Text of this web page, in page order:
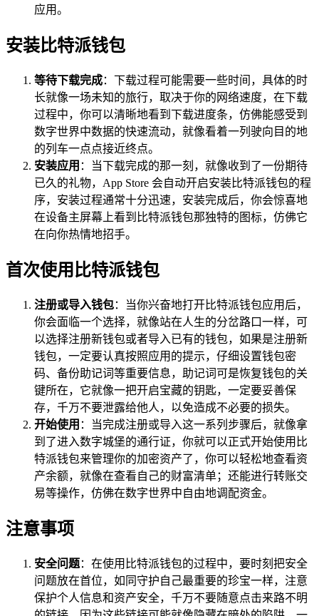
应用。
安装比特派钱包
等待下载完成：下载过程可能需要一些时间，具体的时
长就像一场未知的旅行，取决于你的网络速度，在下载
过程中，你可以清晰地看到下载进度条，仿佛能感受到
数字世界中数据的快速流动，就像看着一列驶向目的地
的列车一点点接近终点。
安装应用 ：当下载完成的那一刻，就像收到了一份期待
已久的礼物，App Store 会自动开启安装比特派钱包的程
序，安装过程通常十分迅速，安装完成后，你会惊喜地
在设备主屏幕上看到比特派钱包那独特的图标，仿佛它
在向你热情地招手。
首次使用比特派钱包
注册或导入钱包：当你兴奋地打开比特派钱包应用后，
你会面临一个选择，就像站在人生的分岔路口一样，可
以选择注册新钱包或者导入已有的钱包，如果是注册新
钱包，一定要认真按照应用的提示，仔细设置钱包密
码、备份助记词等重要信息，助记词可是恢复钱包的关
键所在，它就像一把开启宝藏的钥匙，一定要妥善保
存，千万不要泄露给他人，以免造成不必要的损失。
开始使用 ：当完成注册或导入这一系列步骤后，就像拿
到了进入数字城堡的通行证，你就可以正式开始使用比
特派钱包来管理你的加密资产了，你可以轻松地查看资
产余额，就像在查看自己的财富清单；还能进行转账交
易等操作，仿佛在数字世界中自由地调配资金。
注意事项
安全问题：在使用比特派钱包的过程中，要时刻把安全
问题放在首位，如同守护自己最重要的珍宝一样，注意
保护个人信息和资产安全，千万不要随意点击来路不明